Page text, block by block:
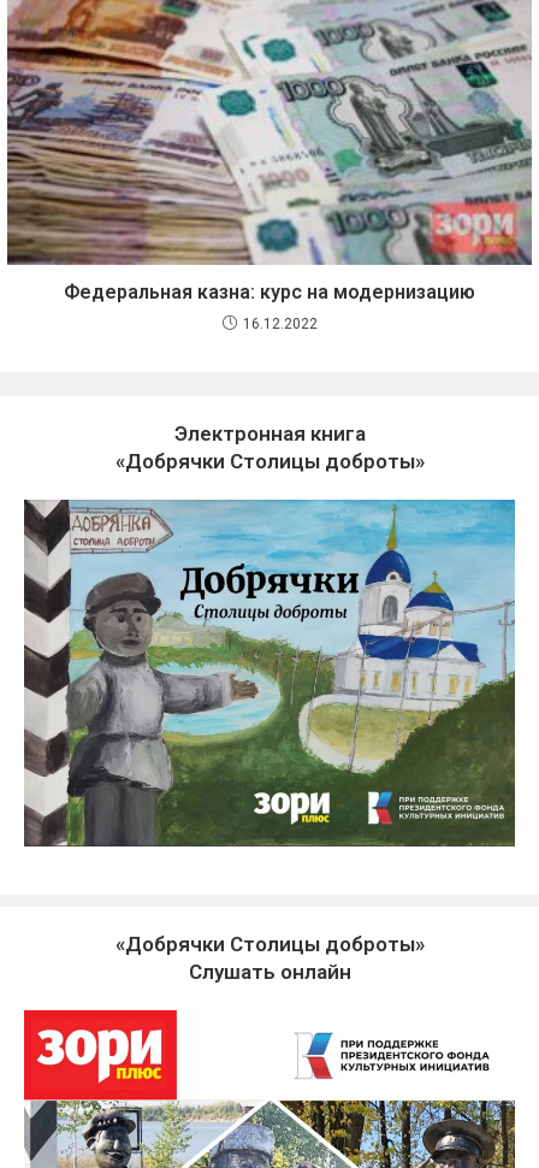
Федеральная казна: курс на модернизацию
16.12.2022
Электронная книга
«Добрячки Столицы доброты»
«Добрячки Столицы доброты»
Слушать онлайн